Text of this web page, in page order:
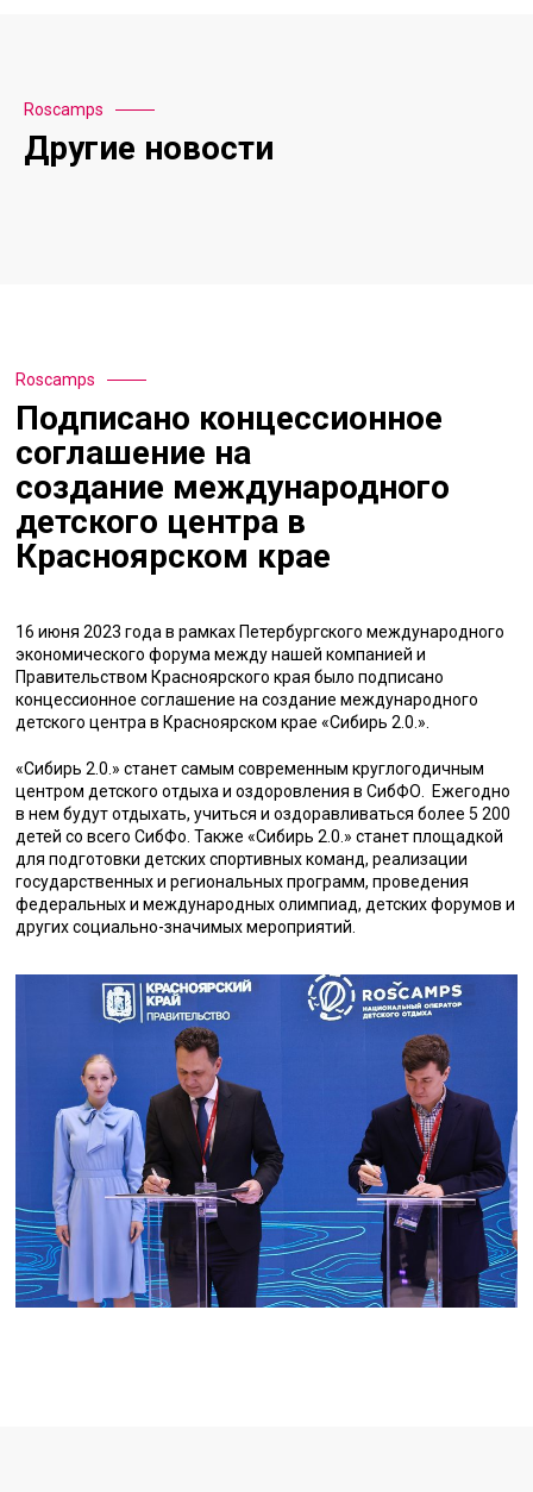
Roscamps
Другие новости
Roscamps
Подписано концессионное
соглашение на
создание международного
детского центра в
Красноярском крае
16 июня 2023 года в рамках Петербургского международного
экономического форума между нашей компанией и
Правительством Красноярского края было подписано
концессионное соглашение на создание международного
детского центра в Красноярском крае «Сибирь 2.0.».
«Сибирь 2.0.» станет самым современным круглогодичным
центром детского отдыха и оздоровления в СибФО. Ежегодно
в нем будут отдыхать, учиться и оздоравливаться более 5 200
детей со всего СибФо. Также «Сибирь 2.0.» станет площадкой
для подготовки детских спортивных команд, реализации
государственных и региональных программ, проведения
федеральных и международных олимпиад, детских форумов и
других социально-значимых мероприятий.